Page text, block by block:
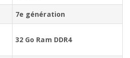
7e génération
32 Go Ram DDR4